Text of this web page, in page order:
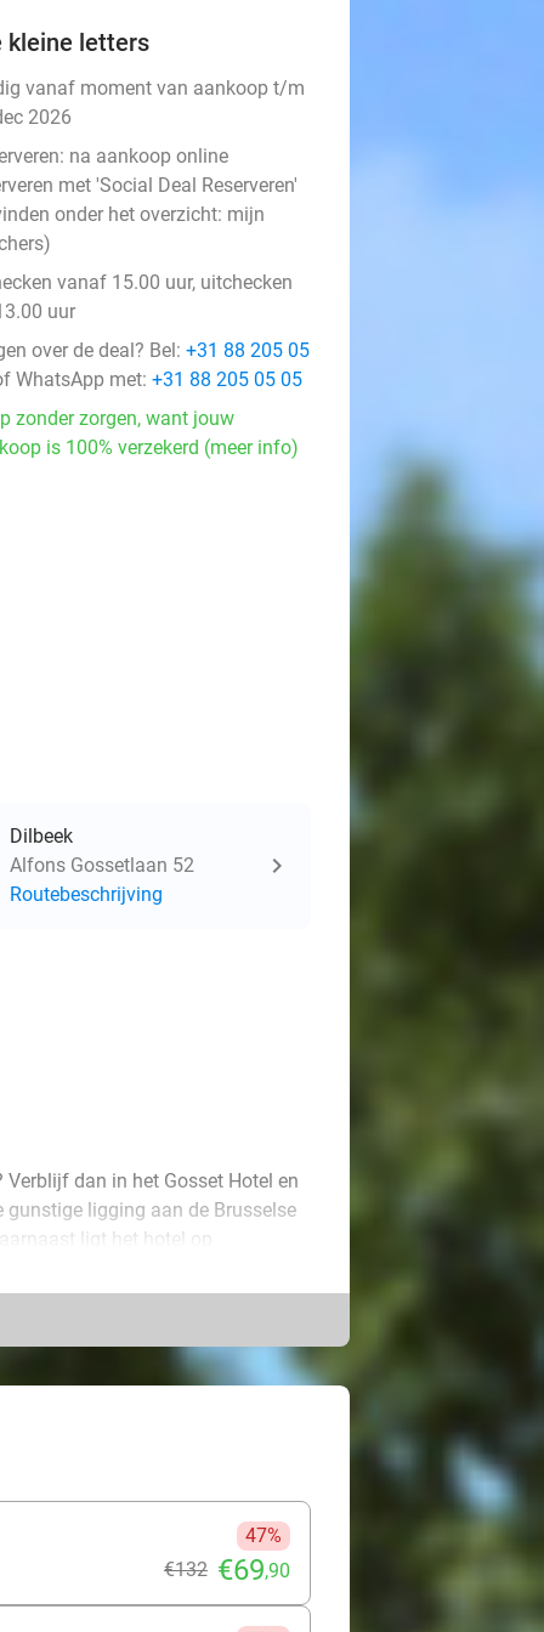
kleine letters
vanaf moment van aankoop t/m
2026
na aankoop online
met 'Social Deal Reserveren'
onder het overzicht: mijn
)
vanaf 15.00 uur, uitchecken
uur
over de deal? Bel: +31 88 205 05
WhatsApp met: +31 88 205 05 05
zonder zorgen, want jouw
is 100% verzekerd (meer info)
Dilbeek
Alfons Gossetlaan 52
Routebeschrijving
dan in het Gosset Hotel en
gunstige ligging aan de Brusselse
ligt het hotel op
beschikt de kamer over
met inloopdouche en
volgende ochtend heerlijk rustig
47%
€132 €69,90